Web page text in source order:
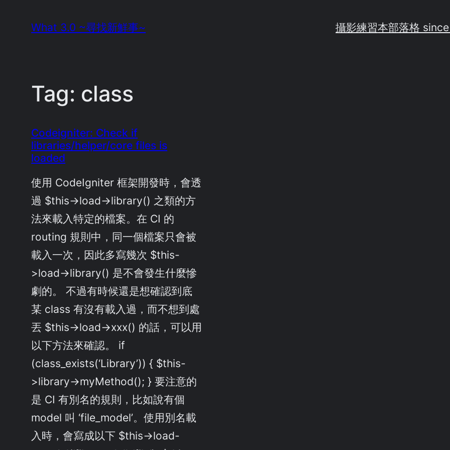
What 3.0 ~尋找新鮮事~ 攝影練習本部落格
Tag: class
Codeigniter: Check if
libraries/helper/core files is
loaded
使用 CodeIgniter 框架開發時，會透
過 $this->load->library() 之類的方
法來載入特定的檔案。在 CI 的
routing 規則中，同一個檔案只會被
載入一次，因此多寫幾次 $this-
>load->library() 是不會發生什麼慘
劇的。 不過有時候還是想確認到底
某 class 有沒有載入過，而不想到處
丟 $this->load->xxx() 的話，可以用
以下方法來確認。 if
(class_exists(‘Library’)) { $this-
>library->myMethod(); } 要注意的
是 CI 有別名的規則，比如說有個
model 叫 ‘file_model’。使用別名載
入時，會寫成以下 $this->load-